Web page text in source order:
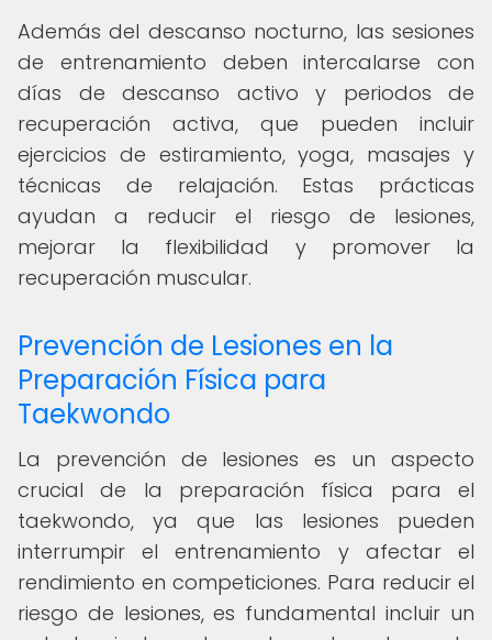
Además del descanso nocturno, las sesiones
de entrenamiento deben intercalarse con
días de descanso activo y periodos de
recuperación activa, que pueden incluir
ejercicios de estiramiento, yoga, masajes y
técnicas de relajación. Estas prácticas
ayudan a reducir el riesgo de lesiones,
mejorar la flexibilidad y promover la
recuperación muscular.
Prevención de Lesiones en la
Preparación Física para
Taekwondo
La prevención de lesiones es un aspecto
crucial de la preparación física para el
taekwondo, ya que las lesiones pueden
interrumpir el entrenamiento y afectar el
rendimiento en competiciones. Para reducir el
riesgo de lesiones, es fundamental incluir un